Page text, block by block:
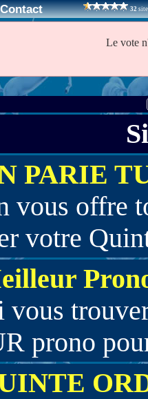
Contact 32
Le vote
PARIE
vous offre
votre
vous
prono